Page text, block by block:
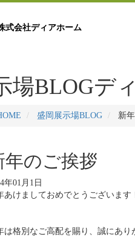
場BLOGデ
盛岡展示場BLOG 新
年のご挨拶
年01月1日
あけましておめでとうございます
は格別なご高配を賜り、誠にあり